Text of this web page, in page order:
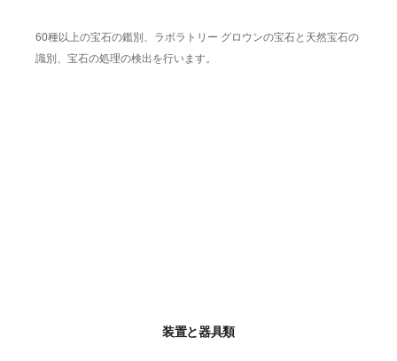
60種以上の宝石の鑑別、ラボラトリー グロウンの宝石と天然宝石の
識別、宝石の処理の検出を行います。
装置と器具類